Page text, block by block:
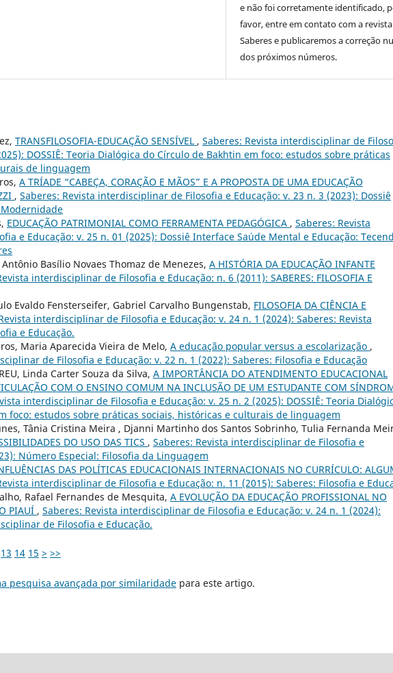
e não foi corretamente identificado,
favor, entre em contato com a revista
Saberes e publicaremos a correção
dos próximos números.
TRANSFILOSOFIA-EDUCAÇÃO SENSÍVEL , Saberes: Revista interdisciplinar de
DOSSIÊ: Teoria Dialógica do Círculo de Bakhtin em foco: estudos sobre práticas
de linguagem
A TRÍADE “CABEÇA, CORAÇÃO E MÃOS” E A PROPOSTA DE UMA EDUCAÇÃO
, Saberes: Revista interdisciplinar de Filosofia e Educação: v. 23 n. 3 (2023): Dossiê
Modernidade
EDUCAÇÃO PATRIMONIAL COMO FERRAMENTA PEDAGÓGICA , Saberes: Revista
e Educação: v. 25 n. 01 (2025): Dossiê Interface Saúde Mental e Educação:
Basílio Novaes Thomaz de Menezes, A HISTÓRIA DA EDUCAÇÃO INFANTE
interdisciplinar de Filosofia e Educação: n. 6 (2011): SABERES: FILOSOFIA E
Evaldo Fensterseifer, Gabriel Carvalho Bungenstab, FILOSOFIA DA CIÊNCIA E
interdisciplinar de Filosofia e Educação: v. 24 n. 1 (2024): Saberes: Revista
e Educação.
Maria Aparecida Vieira de Melo, A educação popular versus a escolarização ,
de Filosofia e Educação: v. 22 n. 1 (2022): Saberes: Filosofia e Educação
Linda Carter Souza da Silva, A IMPORTÂNCIA DO ATENDIMENTO EDUCACIONAL
COM O ENSINO COMUM NA INCLUSÃO DE UM ESTUDANTE COM
interdisciplinar de Filosofia e Educação: v. 25 n. 2 (2025): DOSSIÊ: Teoria
foco: estudos sobre práticas sociais, históricas e culturais de linguagem
Tânia Cristina Meira , Djanni Martinho dos Santos Sobrinho, Tulia Fernanda
DO USO DAS TICS , Saberes: Revista interdisciplinar de Filosofia e
Número Especial: Filosofia da Linguagem
DAS POLÍTICAS EDUCACIONAIS INTERNACIONAIS NO CURRÍCULO:
interdisciplinar de Filosofia e Educação: n. 11 (2015): Saberes: Filosofia e
Rafael Fernandes de Mesquita, A EVOLUÇÃO DA EDUCAÇÃO PROFISSIONAL NO
PIAUÍ , Saberes: Revista interdisciplinar de Filosofia e Educação: v. 24 n. 1 (2024):
de Filosofia e Educação.
13 14 15 > >>
pesquisa avançada por similaridade para este artigo.